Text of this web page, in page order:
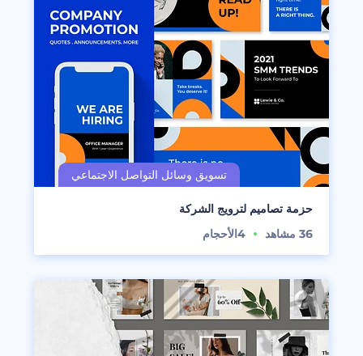
حزمة تصاميم لترويج الشركة
36 مشاهد 4الأحجام